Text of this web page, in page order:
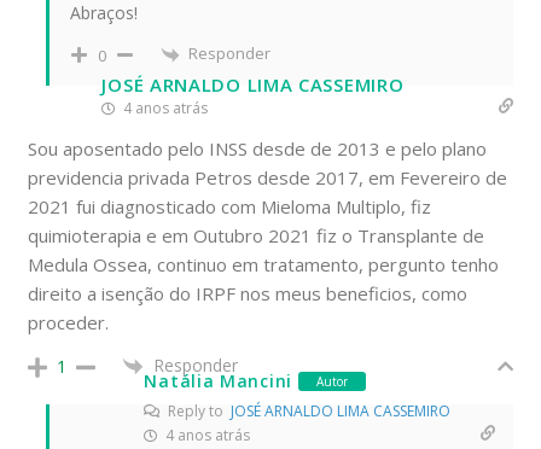
Abraços!
0 Responder
JOSÉ ARNALDO LIMA CASSEMIRO
4 anos atrás
Sou aposentado pelo INSS desde de 2013 e pelo plano
previdencia privada Petros desde 2017, em Fevereiro de
2021 fui diagnosticado com Mieloma Multiplo, fiz
quimioterapia e em Outubro 2021 fiz o Transplante de
Medula Ossea, continuo em tratamento, pergunto tenho
direito a isenção do IRPF nos meus beneficios, como
proceder.
1 Responder
Natália Mancini Autor
Reply toJOSÉ ARNALDO LIMA CASSEMIRO
4 anos atrás